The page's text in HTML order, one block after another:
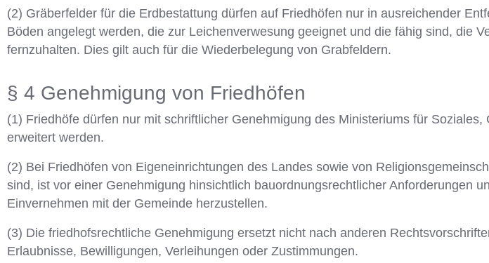
(2) Gräberfelder für die Erdbestattung dürfen auf Friedhöfen nur in ausreichender
Böden angelegt werden, die zur Leichenverwesung geeignet und die fähig sind, die
fernzuhalten. Dies gilt auch für die Wiederbelegung von Grabfeldern.
§ 4 Genehmigung von Friedhöfen
(1) Friedhöfe dürfen nur mit schriftlicher Genehmigung des Ministeriums für
erweitert werden.
(2) Bei Friedhöfen von Eigeneinrichtungen des Landes sowie von
sind, ist vor einer Genehmigung hinsichtlich bauordnungsrechtlicher Anforderungen
Einvernehmen mit der Gemeinde herzustellen.
(3) Die friedhofsrechtliche Genehmigung ersetzt nicht nach anderen
Erlaubnisse, Bewilligungen, Verleihungen oder Zustimmungen.